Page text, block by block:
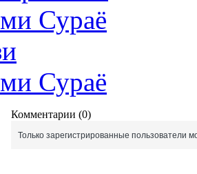
Сураё
Сураё
Комментарии (0)
Только зарегистрированные пользователи